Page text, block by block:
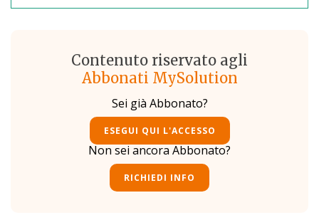
Contenuto riservato agli
Abbonati MySolution
Sei già Abbonato?
ESEGUI QUI L'ACCESSO
Non sei ancora Abbonato?
RICHIEDI INFO